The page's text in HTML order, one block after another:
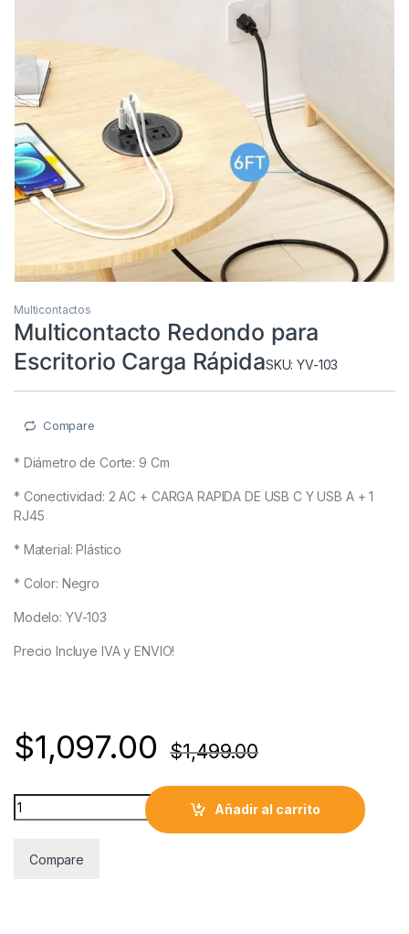
Multicontactos
Multicontacto Redondo para
Escritorio Carga RápidaSKU: YV-103
Compare
* Diámetro de Corte: 9 Cm
* Conectividad: 2 AC + CARGA RAPIDA DE USB C Y USB A + 1
RJ45
* Material: Plástico
* Color: Negro
Modelo: YV-103
Precio Incluye IVA y ENVIO!
$1,097.00 $1,499.00
Multicontacto Redondo para Escritorio Carga Rápida quantity
Añadir al carrito
Compare